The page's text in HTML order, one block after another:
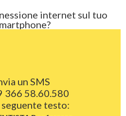
internet sul tuo
un SMS
366 58.60.580
testo: